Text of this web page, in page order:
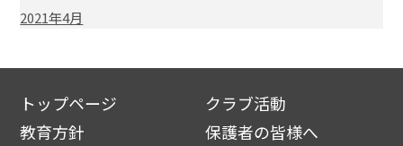
2021年4月
トップページ
教育方針
クラブ活動
保護者の皆様へ